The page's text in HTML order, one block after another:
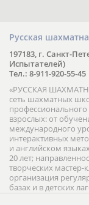
Русская
197183, г. Санкт-
Испытателей)
Тел.: 8-911-920-55-45
«РУССКАЯ
сеть шахматных
взрослых: от
международного
интерактивных
и английском
20 лет;
творческих мастер-
организация
базах и в детских
шахматистами;